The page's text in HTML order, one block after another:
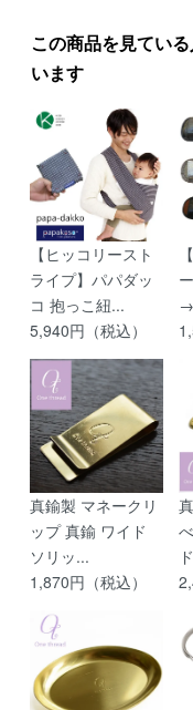
この商品を見てい
います
【ヒッコリースト
ライプ】パパダッ
コ 抱っこ紐...
5,940円（税込）
真鍮製 マネークリ
ップ 真鍮 ワイド
ソリッ...
1,870円（税込）